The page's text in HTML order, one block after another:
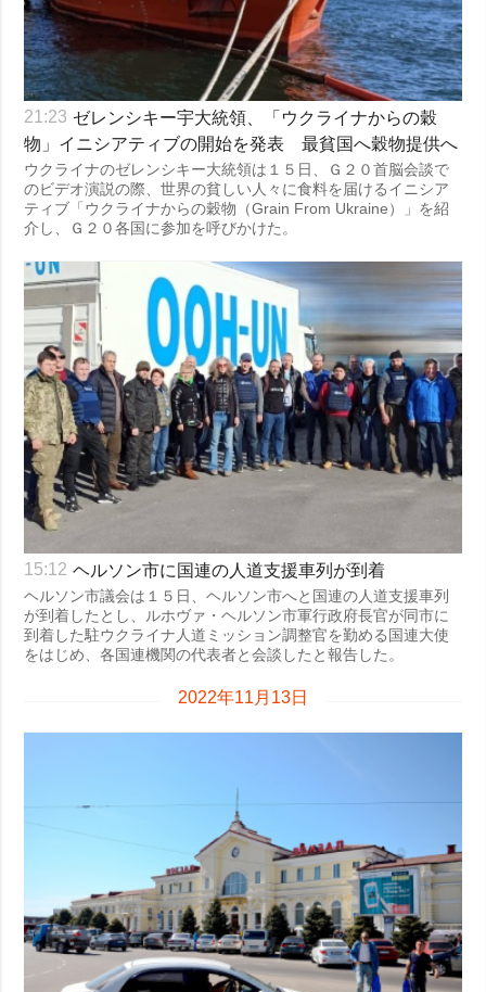
21:23 ゼレンシキー宇大統領、「ウクライナからの穀
物」イニシアティブの開始を発表 最貧国へ穀物提供へ
ウクライナのゼレンシキー大統領は１５日、Ｇ２０首脳会談で
のビデオ演説の際、世界の貧しい人々に食料を届けるイニシア
ティブ「ウクライナからの穀物（Grain From Ukraine）」を紹
介し、Ｇ２０各国に参加を呼びかけた。
15:12 ヘルソン市に国連の人道支援車列が到着
ヘルソン市議会は１５日、ヘルソン市へと国連の人道支援車列
が到着したとし、ルホヴァ・ヘルソン市軍行政府長官が同市に
到着した駐ウクライナ人道ミッション調整官を勤める国連大使
をはじめ、各国連機関の代表者と会談したと報告した。
2022年11月13日